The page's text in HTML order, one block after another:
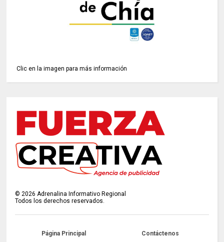
Clic en la imagen para más información
© 2026 Adrenalina Informativo Regional
Todos los derechos reservados.
Página Principal Contáctenos